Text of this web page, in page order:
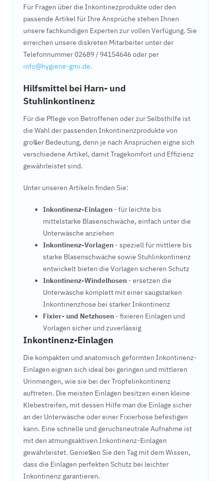
Für Fragen über die Inkontinezprodukte oder den
passende Artikel für Ihre Ansprüche stehen Ihnen
unsere fachkundigen Experten zur vollen Verfügung. Sie
erreichen unsere diskreten Mitarbeiter unter der
Telefonnummer 02689 / 94154646 oder per
info@hygiene-gmi.de.
Hilfsmittel bei Harn- und
Stuhlinkontinenz
Für die Pflege von Betroffenen oder zur Selbsthilfe ist
die Wahl der passenden Inkontinenzprodukte von
großer Bedeutung, denn je nach Ansprüchen eigne sich
verschiedene Artikel, damit Tragekomfort und Effizienz
gewährleistet sind.
Unter unseren Artikeln finden Sie:
Inkontinenz-Einlagen - für leichte bis
mittelstarke Blasenschwäche, einfach unter die
Unterwäsche anziehen
Inkontinenz-Vorlagen - speziell für mittlere bis
starke Blasenschwäche sowie Stuhlinkontinenz
entwickelt bieten die Vorlagen sicheren Schutz
Inkontinenz-Windelhosen - ersetzen die
Unterwäsche komplett mit einer saugstarken
Inkontinenzhose bei starker Inkontinenz
Fixier- und Netzhosen - fixieren Einlagen und
Vorlagen sicher und zuverlässig
Inkontinenz-Einlagen
Die kompakten und anatomisch geformten Inkontinenz-
Einlagen eignen sich ideal bei geringen und mittleren
Urinmengen, wie sie bei der Tröpfelinkontinenz
auftreten. Die meisten Einlagen besitzen einen kleine
Klebestreifen, mit dessen Hilfe man die Einlage sicher
an der Unterwäsche oder einer Fixierhose befestigen
kann. Eine schnelle und geruchsneutrale Aufnahme ist
mit den atmungsaktiven Inkontinenz-Einlagen
gewährleistet. Genießen Sie den Tag mit dem Wissen,
dass die Einlagen perfekten Schutz bei leichter
Inkontinenz garantieren.